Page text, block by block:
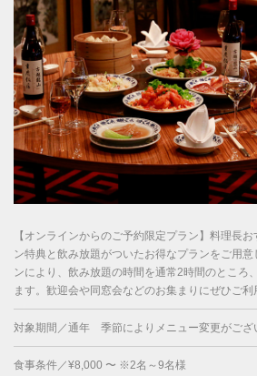
【オンラインからのご予約限定プラン】料理長
ン特典と飲み放題がついたお得なプランをご用
ンにより、飲み放題の時間を通常2時間のところ
ます。歓迎会や同窓会などのお集まりにぜひご利
対象期間／通年 季節によりメニュー変更がござ
食事条件／¥8,000 〜 ※2名～9名様